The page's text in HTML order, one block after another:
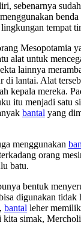
sebenarnya
tempat
Mesopotamia
alat untuk
lainnya
di lantai. Alat
kepala mereka.
itu menjadi satu
bantal yang
menggunakan
orang
batu.
bentuk
digunakan
bantal leher
kita simak,